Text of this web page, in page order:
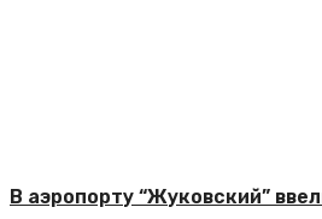
В аэропорту “Жуковский”